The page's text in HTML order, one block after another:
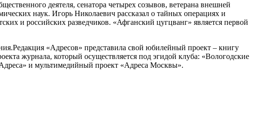
деятеля, сенатора четырех созывов, ветерана внешней
наук. Игорь Николаевич рассказал о тайных операциях и
и российских разведчиков. «Афганский цугцванг» является первой
«Адресов» представила свой юбилейный проект – книгу
журнала, который осуществляется под эгидой клуба: «Вологодские
и мультимедийный проект «Адреса Москвы».